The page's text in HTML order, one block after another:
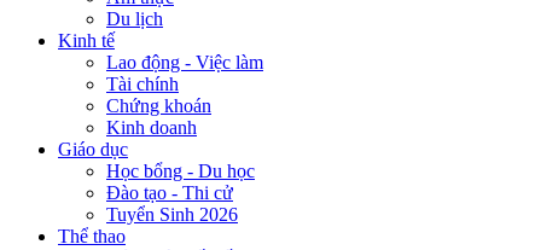
Du lịch
Kinh tế
Lao động - Việc làm
Tài chính
Chứng khoán
Kinh doanh
Giáo dục
Học bổng - Du học
Đào tạo - Thi cử
Tuyển Sinh 2026
Thể thao